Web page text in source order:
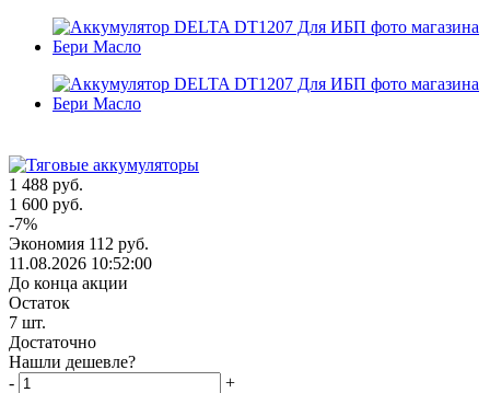
1 488 руб.
1 600 руб.
-7%
Экономия 112 руб.
11.08.2026 10:52:00
До конца акции
Остаток
7 шт.
Достаточно
Нашли дешевле?
-
+